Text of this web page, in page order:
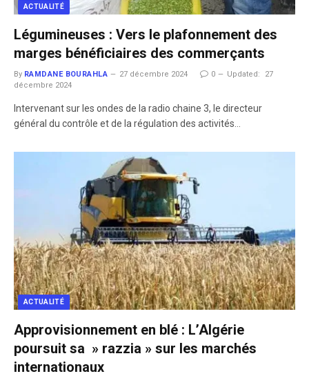
ACTUALITÉ
Légumineuses : Vers le plafonnement des
marges bénéficiaires des commerçants
By RAMDANE BOURAHLA 27 décembre 2024 0 Updated:
27
décembre 2024
Intervenant sur les ondes de la radio chaine 3, le directeur
général du contrôle et de la régulation des activités…
ACTUALITÉ
Approvisionnement en blé : L’Algérie
poursuit sa » razzia » sur les marchés
internationaux